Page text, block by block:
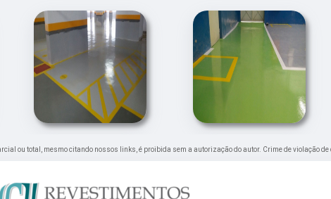
ou total, mesmo citando nossos links, é proibida sem a autorização do autor. Crime de violação